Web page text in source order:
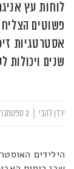
לוחות עץ
פשוטים
אסטרטגיות
שנים ויכולות
ירדן להבי
הילידים